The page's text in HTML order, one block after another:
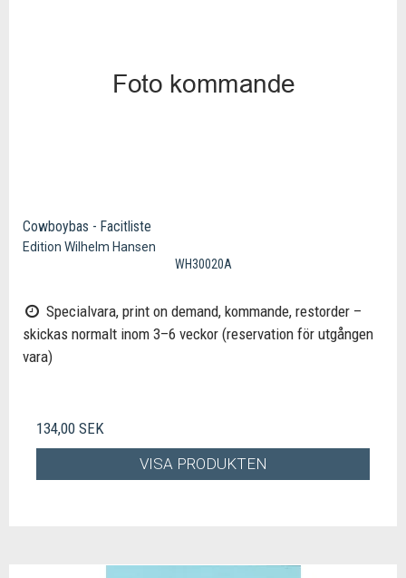
Cowboybas - Facitliste
Edition Wilhelm Hansen
WH30020A
Specialvara, print on demand, kommande, restorder –
skickas normalt inom 3–6 veckor (reservation för utgången
vara)
134,00 SEK
VISA PRODUKTEN